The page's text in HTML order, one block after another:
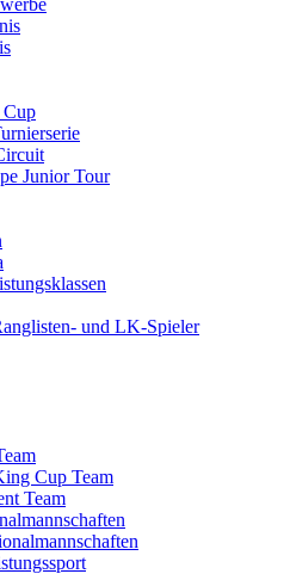
Junior Tour
und LK-Spieler
Cup Team
Team